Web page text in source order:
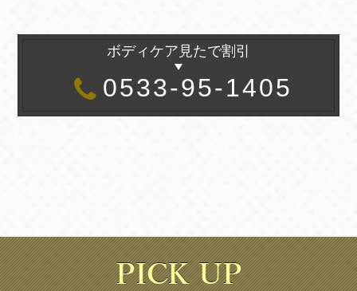
ボディケア見たで割引
0533-95-1405